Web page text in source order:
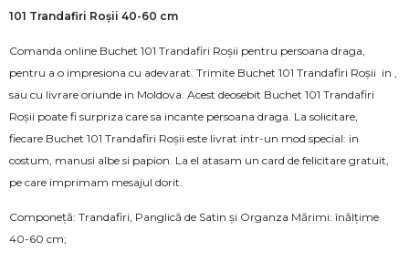
101 Trandafiri Roșii 40-60 cm
Comanda online Buchet 101 Trandafiri Roșii pentru persoana draga,
pentru a o impresiona cu adevarat. Trimite Buchet 101 Trandafiri Roșii in ,
sau cu livrare oriunde in Moldova. Acest deosebit Buchet 101 Trandafiri
Roșii poate fi surpriza care sa incante persoana draga. La solicitare,
fiecare Buchet 101 Trandafiri Roșii este livrat intr-un mod special: in
costum, manusi albe si papion. La el atasam un card de felicitare gratuit,
pe care imprimam mesajul dorit.
Componeță: Trandafiri, Panglică de Satin și Organza Mărimi: înălțime
40-60 cm;